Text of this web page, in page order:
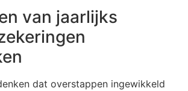
van jaarlijks
dat overstappen ingewikkeld